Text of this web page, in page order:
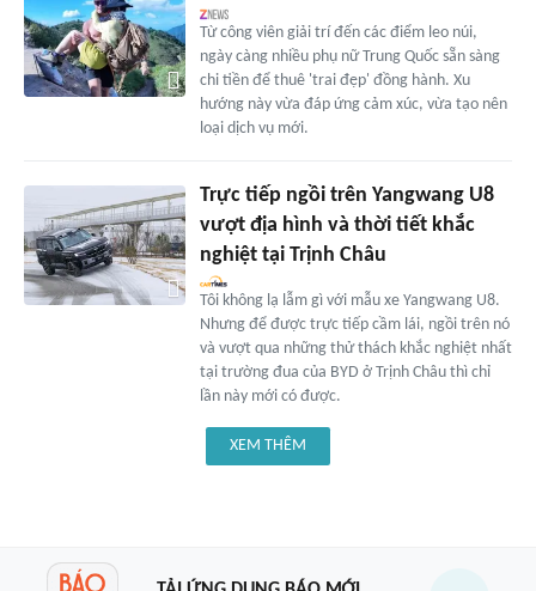
Từ công viên giải trí đến các điểm leo núi,
ngày càng nhiều phụ nữ Trung Quốc sẵn sàng
chi tiền để thuê 'trai đẹp' đồng hành. Xu
hướng này vừa đáp ứng cảm xúc, vừa tạo nên
loại dịch vụ mới.
Trực tiếp ngồi trên Yangwang U8
vượt địa hình và thời tiết khắc
nghiệt tại Trịnh Châu
Tôi không lạ lẫm gì với mẫu xe Yangwang U8.
Nhưng để được trực tiếp cầm lái, ngồi trên nó
và vượt qua những thử thách khắc nghiệt nhất
tại trường đua của BYD ở Trịnh Châu thì chỉ
lần này mới có được.
XEM THÊM